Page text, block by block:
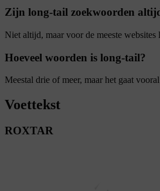
Zijn long-tail zoekwoorden
Niet altijd, maar voor de meeste
Hoeveel woorden is long-tail?
Meestal drie of meer, maar het gaat
Voettekst
ROXTAR